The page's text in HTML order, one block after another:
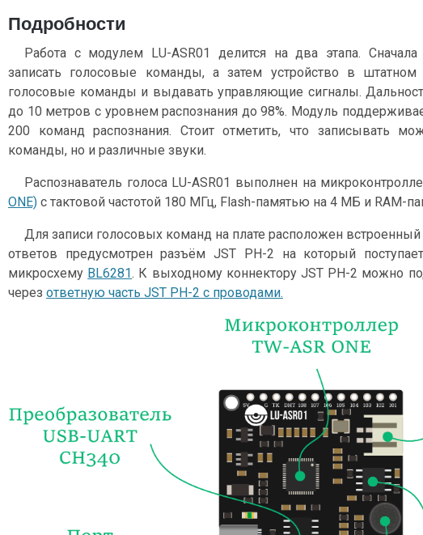
Подробности
Работа с модулем LU-ASR01 делится на два этапа.
записать голосовые команды, а затем устройство в
голосовые команды и выдавать управляющие сигналы.
до 10 метров с уровнем распознания до 98%. Модуль
200 команд распознания. Стоит отметить, что записывать
команды, но и различные звуки.
Распознаватель голоса LU-ASR01 выполнен на
ONE) с тактовой частотой 180 МГц, Flash-памятью на 4 МБ и RAM-
Для записи голосовых команд на плате расположен
ответов предусмотрен разъём JST PH-2 на который
микросхему BL6281. К выходному коннектору JST PH-2 можно
через ответную часть JST PH-2 с проводами.